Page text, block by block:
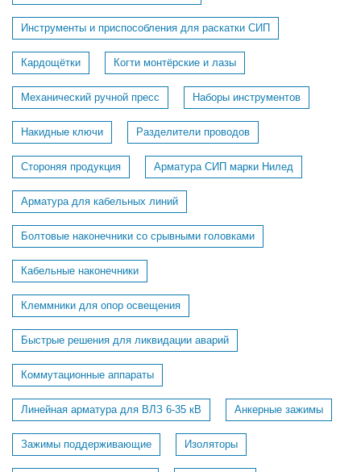
Инструменты и приспособления для раскатки СИП
Кардощётки Когти монтёрские и лазы
Механический ручной пресс Наборы инструментов
Накидные ключи Разделители проводов
Стороняя продукция Арматура СИП марки Нилед
Арматура для кабельных линий
Болтовые наконечники со срывными головками
Кабельные наконечники
Клеммники для опор освещения
Быстрые решения для ликвидации аварий
Коммутационные аппараты
Линейная арматура для ВЛЗ 6-35 кВ Анкерные зажимы
Зажимы поддерживающие Изоляторы